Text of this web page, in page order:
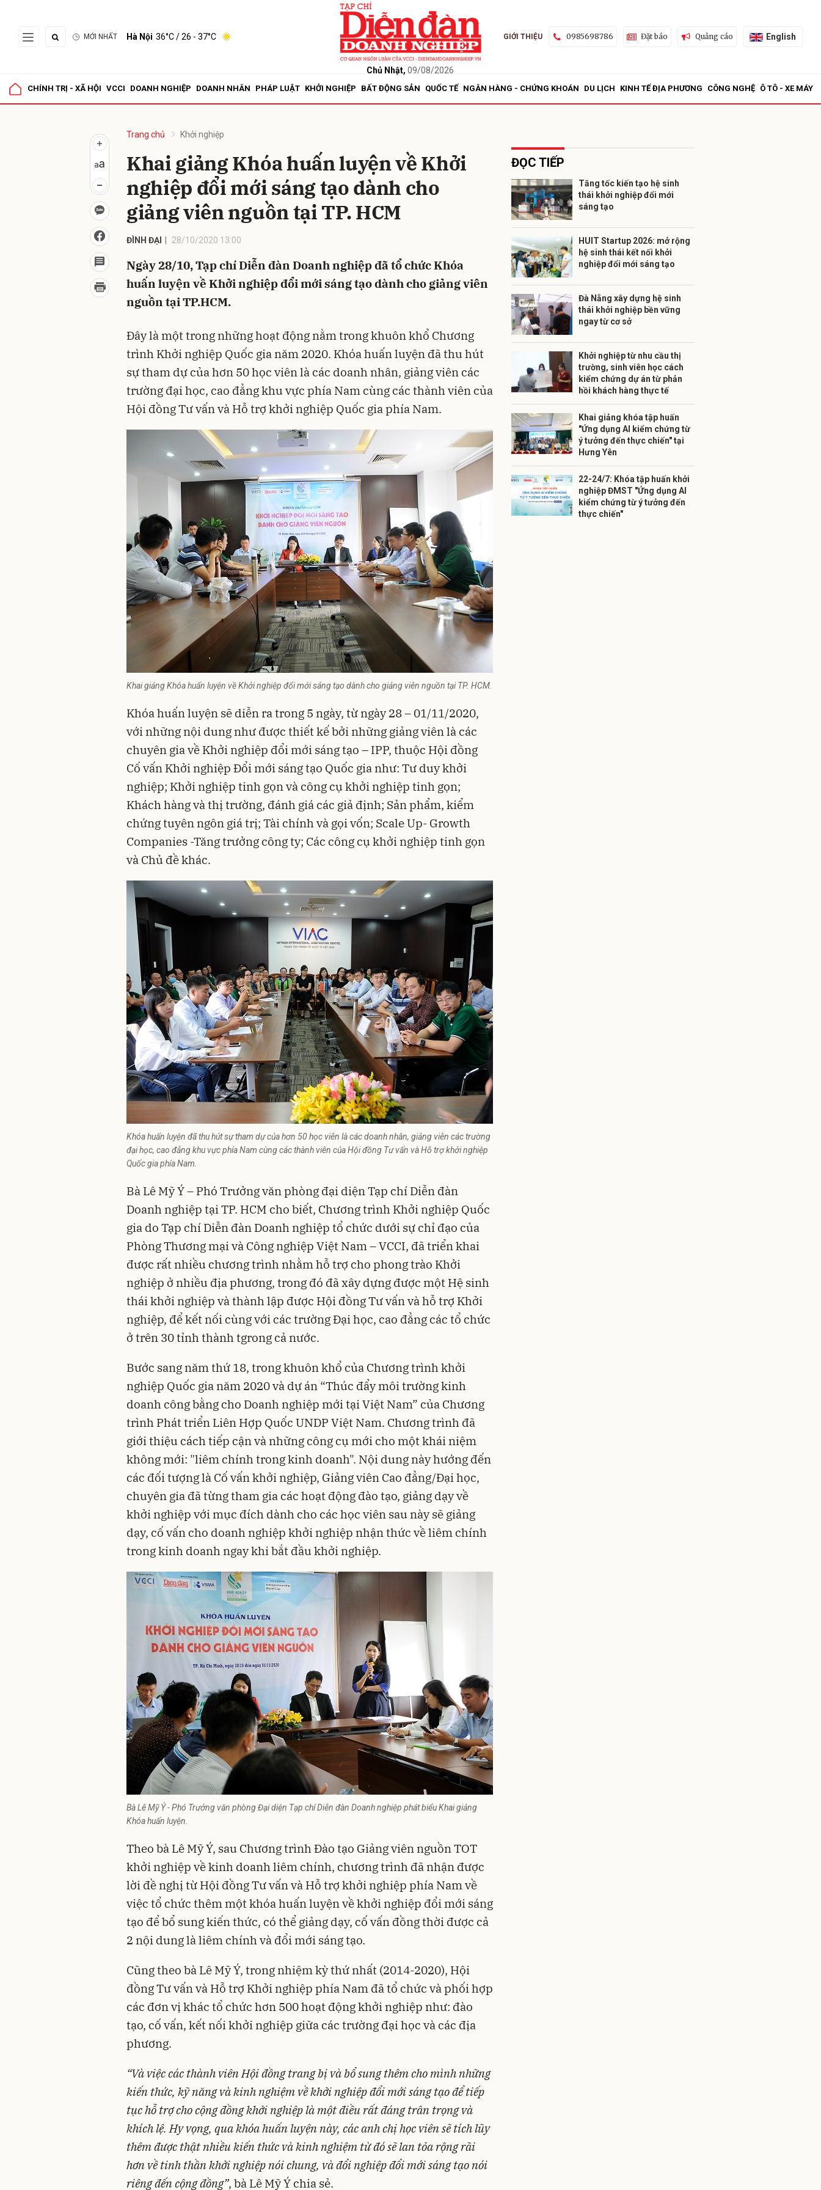
MỚI NHẤT Hà Nội 36°C/ 26 - 37°C
Chủ Nhật, 09/08/2026
GIỚI THIỆU 0985698786 Đặt báo Quảng cáo English
CHÍNH TRỊ - XÃ HỘI VCCI DOANH NGHIỆP DOANH NHÂN PHÁP LUẬT KHỞI NGHIỆP BẤT ĐỘNG SẢN QUỐC TẾ NGÂN HÀNG - CHỨNG KHOÁN DU LỊCH KINH TẾ ĐỊA PHƯƠNG CÔNG NGHỆ Ô TÔ - XE MÁY
Trang chủ Khởi nghiệp
Khai giảng Khóa huấn luyện về Khởi
nghiệp đổi mới sáng tạo dành cho
giảng viên nguồn tại TP. HCM
ĐÌNH ĐẠI 28/10/2020 13:00
Ngày 28/10, Tạp chí Diễn đàn Doanh nghiệp đã tổ chức Khóa
huấn luyện về Khởi nghiệp đổi mới sáng tạo dành cho giảng viên
nguồn tại TP.HCM.
Đây là một trong những hoạt động nằm trong khuôn khổ Chương
trình Khởi nghiệp Quốc gia năm 2020. Khóa huấn luyện đã thu hút
sự tham dự của hơn 50 học viên là các doanh nhân, giảng viên các
trường đại học, cao đẳng khu vực phía Nam cùng các thành viên của
Hội đồng Tư vấn và Hỗ trợ khởi nghiệp Quốc gia phía Nam.
Khai giảng Khóa huấn luyện về Khởi nghiệp đổi mới sáng tạo dành cho giảng viên nguồn tại TP. HCM.
Khóa huấn luyện sẽ diễn ra trong 5 ngày, từ ngày 28 – 01/11/2020,
với những nội dung như được thiết kế bởi những giảng viên là các
chuyên gia về Khởi nghiệp đổi mới sáng tạo – IPP, thuộc Hội đồng
Cố vấn Khởi nghiệp Đổi mới sáng tạo Quốc gia như: Tư duy khởi
nghiệp; Khởi nghiệp tinh gọn và công cụ khởi nghiệp tinh gọn;
Khách hàng và thị trường, đánh giá các giả định; Sản phẩm, kiểm
chứng tuyên ngôn giá trị; Tài chính và gọi vốn; Scale Up- Growth
Companies -Tăng trưởng công ty; Các công cụ khởi nghiệp tinh gọn
và Chủ đề khác.
Khóa huấn luyện đã thu hút sự tham dự của hơn 50 học viên là các doanh nhân, giảng viên các trường
đại học, cao đẳng khu vực phía Nam cùng các thành viên của Hội đồng Tư vấn và Hỗ trợ khởi nghiệp
Quốc gia phía Nam.
Bà Lê Mỹ Ý – Phó Trưởng văn phòng đại diện Tạp chí Diễn đàn
Doanh nghiệp tại TP. HCM cho biết, Chương trình Khởi nghiệp Quốc
gia do Tạp chí Diễn đàn Doanh nghiệp tổ chức dưới sự chỉ đạo của
Phòng Thương mại và Công nghiệp Việt Nam – VCCI, đã triển khai
được rất nhiều chương trình nhằm hỗ trợ cho phong trào Khởi
nghiệp ở nhiều địa phương, trong đó đã xây dựng được một Hệ sinh
thái khởi nghiệp và thành lập được Hội đồng Tư vấn và hỗ trợ Khởi
nghiệp, để kết nối cùng với các trường Đại học, cao đẳng các tổ chức
ở trên 30 tỉnh thành tgrong cả nước.
Bước sang năm thứ 18, trong khuôn khổ của Chương trình khởi
nghiệp Quốc gia năm 2020 và dự án “Thúc đẩy môi trường kinh
doanh công bằng cho Doanh nghiệp mới tại Việt Nam” của Chương
trình Phát triển Liên Hợp Quốc UNDP Việt Nam. Chương trình đã
giới thiệu cách tiếp cận và những công cụ mới cho một khái niệm
không mới: "liêm chính trong kinh doanh". Nội dung này hướng đến
các đối tượng là Cố vấn khởi nghiệp, Giảng viên Cao đẳng/Đại học,
chuyên gia đã từng tham gia các hoạt động đào tạo, giảng dạy về
khởi nghiệp với mục đích dành cho các học viên sau này sẽ giảng
dạy, cố vấn cho doanh nghiệp khởi nghiệp nhận thức về liêm chính
trong kinh doanh ngay khi bắt đầu khởi nghiệp.
Bà Lê Mỹ Ý - Phó Trưởng văn phòng Đại diện Tạp chí Diễn đàn Doanh nghiệp phát biểu Khai giảng
Khóa huấn luyện.
Theo bà Lê Mỹ Ý, sau Chương trình Đào tạo Giảng viên nguồn TOT
khởi nghiệp về kinh doanh liêm chính, chương trình đã nhận được
lời đề nghị từ Hội đồng Tư vấn và Hỗ trợ khởi nghiệp phía Nam về
việc tổ chức thêm một khóa huấn luyện về khởi nghiệp đổi mới sáng
tạo để bổ sung kiến thức, có thể giảng dạy, cố vấn đồng thời được cả
2 nội dung là liêm chính và đổi mới sáng tạo.
Cũng theo bà Lê Mỹ Ý, trong nhiệm kỳ thứ nhất (2014-2020), Hội
đồng Tư vấn và Hỗ trợ Khởi nghiệp phía Nam đã tổ chức và phối hợp
các đơn vị khác tổ chức hơn 500 hoạt động khởi nghiệp như: đào
tạo, cố vấn, kết nối khởi nghiệp giữa các trường đại học và các địa
phương.
“Và việc các thành viên Hội đồng trang bị và bổ sung thêm cho mình những
kiến thức, kỹ năng và kinh nghiệm về khởi nghiệp đổi mới sáng tạo để tiếp
tục hỗ trợ cho cộng đồng khởi nghiệp là một điều rất đáng trân trọng và
khích lệ. Hy vọng, qua khóa huấn luyện này, các anh chị học viên sẽ tích lũy
thêm được thật nhiều kiến thức và kinh nghiệm từ đó sẽ lan tỏa rộng rãi
hơn về tinh thần khởi nghiệp nói chung, và đổi nghiệp đổi mới sáng tạo nói
riêng đến cộng đồng”, bà Lê Mỹ Ý chia sẻ.
ĐỌC TIẾP
Tăng tốc kiến tạo hệ sinh
thái khởi nghiệp đổi mới
sáng tạo
HUIT Startup 2026: mở rộng
hệ sinh thái kết nối khởi
nghiệp đổi mới sáng tạo
Đà Nẵng xây dựng hệ sinh
thái khởi nghiệp bền vững
ngay từ cơ sở
Khởi nghiệp từ nhu cầu thị
trường, sinh viên học cách
kiểm chứng dự án từ phản
hồi khách hàng thực tế
Khai giảng khóa tập huấn
"Ứng dụng AI kiểm chứng từ
ý tưởng đến thực chiến" tại
Hưng Yên
22-24/7: Khóa tập huấn khởi
nghiệp ĐMST "Ứng dụng AI
kiểm chứng từ ý tưởng đến
thực chiến"
Gửi